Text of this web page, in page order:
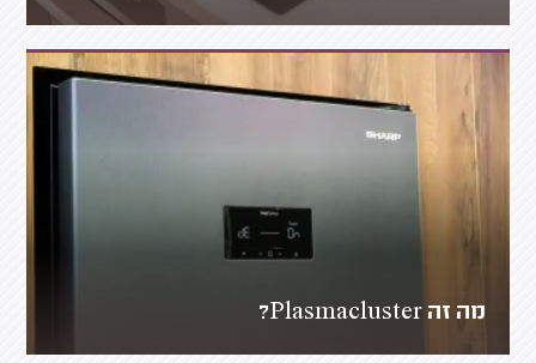
מה זה Plasmacluster?